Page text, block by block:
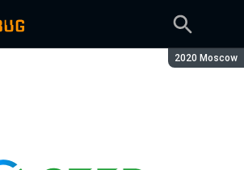
Season:
2020 Moscow